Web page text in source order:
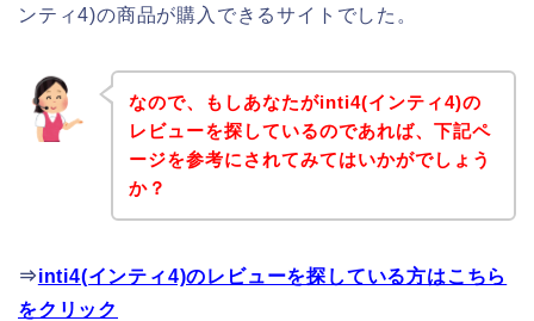
ンティ4)の商品が購入できるサイトでした。
なので、もしあなたがinti4(インティ4)の
レビューを探しているのであれば、下記ペ
ージを参考にされてみてはいかがでしょう
か？
⇒inti4(インティ4)のレビューを探している方はこちら
をクリック